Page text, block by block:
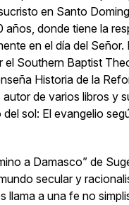
en Santo
donde tiene la
en el día del Señor.
el Southern Baptist
Historia de la
de varios libros y
sol: El evangelio
a Damasco” de
secular y
llama a una fe no